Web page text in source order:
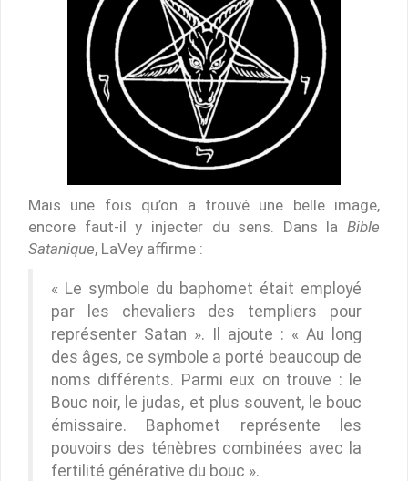
Mais une fois qu’on a trouvé une belle image,
encore faut-il y injecter du sens. Dans la Bible
Satanique, LaVey affirme :
« Le symbole du baphomet était employé
par les chevaliers des templiers pour
représenter Satan ». Il ajoute : « Au long
des âges, ce symbole a porté beaucoup de
noms différents. Parmi eux on trouve : le
Bouc noir, le judas, et plus souvent, le bouc
émissaire. Baphomet représente les
pouvoirs des ténèbres combinées avec la
fertilité générative du bouc ».